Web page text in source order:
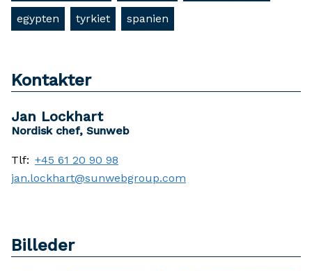
egypten tyrkiet spanien
Kontakter
Jan Lockhart
Nordisk chef, Sunweb
Tlf: +45 61 20 90 98
jan.lockhart@sunwebgroup.com
Billeder